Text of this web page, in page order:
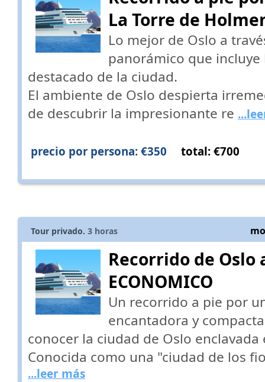
La Torre de
Lo mejor de Oslo a
panorámico que incluye
destacado de la ciudad.
El ambiente de Oslo despierta
de descubrir la impresionante re
precio por persona: €350 total: €700
Tour privado. 3 horas
Recorrido de Oslo
ECONOMICO
Un recorrido a pie por
encantadora y
conocer la ciudad de Oslo
Conocida como una "ciudad de los
...leer más